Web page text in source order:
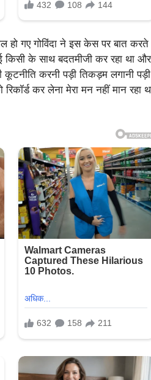
हो गए गोविंदा ने इस केस पर बात करते
के साथ बदतमीजी कर रहा था और
करनी पड़ी तिकड़म लगानी पड़ी
कर लेना मेरा मन नहीं मान रहा